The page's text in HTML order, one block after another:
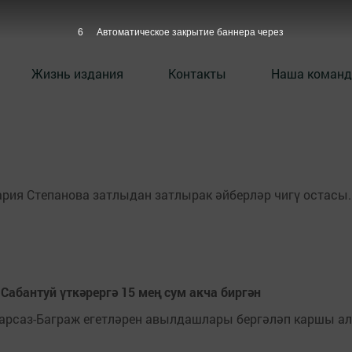
Жизнь издания Контакты Наша
Степанова затлыдан затлырак әйберләр чигү остасы.
үткәрергә 15 мең сум акча биргән
Баграж егетләрен авылдашлары бергәләп
6 Автоматическое закрытие баннера через